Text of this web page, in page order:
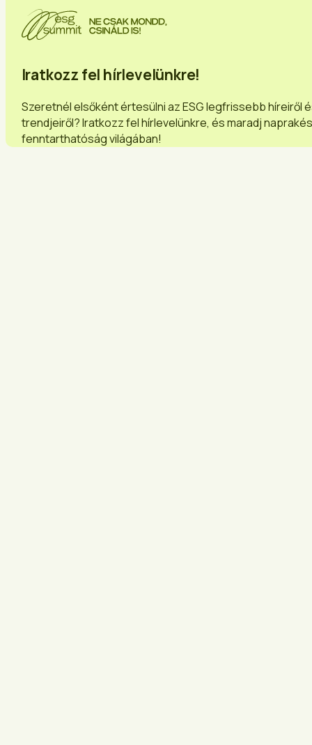
Iratkozz fel hírlevelünkre!
Szeretnél elsőként értesülni az ESG legfrissebb híreiről
trendjeiről? Iratkozz fel hírlevelünkre, és maradj
fenntarthatóság világában!